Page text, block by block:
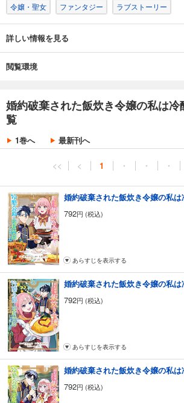
「心まで氷の魔術師」と呼ばれるルークを、メル
お料理上手なヒロインと、冷たいけどグルメな公
ャス・ファンタジー！
令嬢・聖女 ファンタジー ラブストーリー
詳しい情報を見る
閲覧環境
婚約破棄された飯炊き令嬢の私は
覧
1巻へ 最新刊へ
<< < 1 ・ ・ ・
792円 (税込)
あらすじを表示する
792円 (税込)
あらすじを表示する
792円 (税込)